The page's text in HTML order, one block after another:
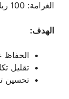
الغرامة: 100 ريال
الهدف:
الحفاظ
تقليل
تحسين